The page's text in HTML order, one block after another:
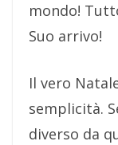
mondo!
Suo arrivo!
Il vero
semplicità.
diverso da